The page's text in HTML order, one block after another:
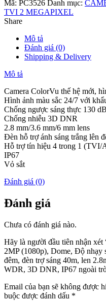
Mã: PC3526 Danh mục:
TVI 2 MEGAPIXEL
Share
Mô tả
Đánh giá (0)
Shipping & Delivery
Mô tả
Camera ColorVu thế hệ mới,
Hình ảnh màu sắc 24/7 với
Chống ngược sáng thực 130 dB
Chống nhiễu 3D DNR
2.8 mm/3.6 mm/6 mm lens
Đèn hỗ trợ ánh sáng trắng lên
Hỗ trợ tín hiệu 4 trong 1
IP67
Vỏ sắt
Đánh giá (0)
Đánh giá
Chưa có đánh giá nào.
Hãy là người đầu tiên nhận
2MP (1080p), Dome, Độ nhạy
đêm, đèn trợ sáng 40m, len
WDR, 3D DNR, IP67 ngoài
Email của bạn sẽ không được
buộc được đánh dấu *